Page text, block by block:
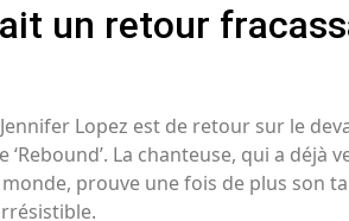
un retour
Lopez est de retour sur le
La chanteuse, qui a déjà
prouve une fois de plus son